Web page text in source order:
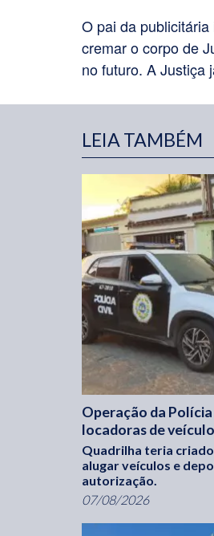
O pai da
cremar o corpo de
no futuro. A Justiça
LEIA TAMBÉM
Operação da
locadoras de
Quadrilha teria
alugar veículos e
autorização.
07/08/2026